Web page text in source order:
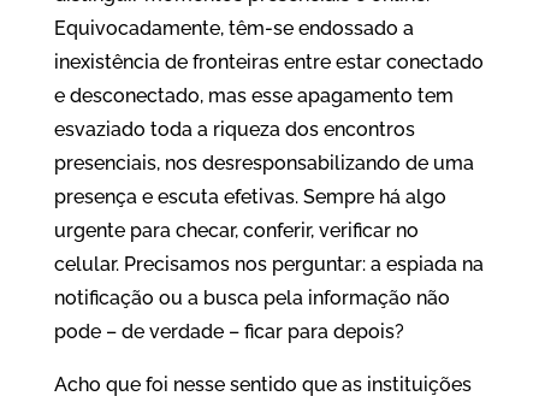
Equivocadamente, têm-se endossado a
inexistência de fronteiras entre estar conectado
e desconectado, mas esse apagamento tem
esvaziado toda a riqueza dos encontros
presenciais, nos desresponsabilizando de uma
presença e escuta efetivas. Sempre há algo
urgente para checar, conferir, verificar no
celular. Precisamos nos perguntar: a espiada na
notificação ou a busca pela informação não
pode – de verdade – ficar para depois?
Acho que foi nesse sentido que as instituições